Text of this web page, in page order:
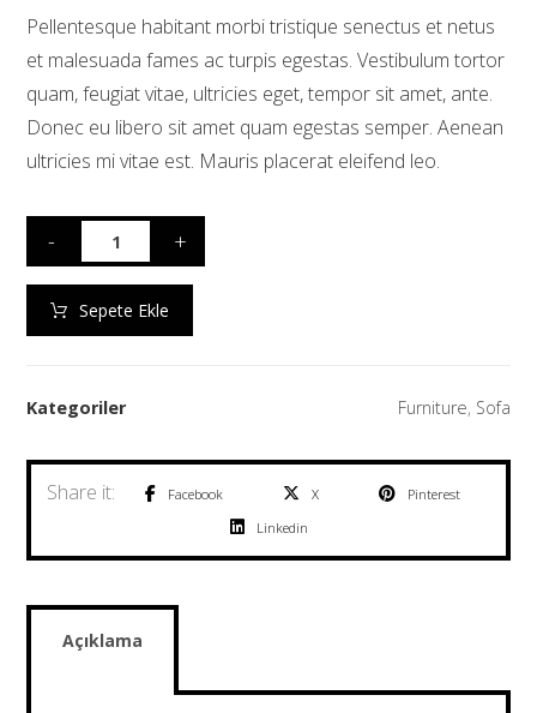
Pellentesque habitant morbi tristique senectus et netus
et malesuada fames ac turpis egestas. Vestibulum tortor
quam, feugiat vitae, ultricies eget, tempor sit amet, ante.
Donec eu libero sit amet quam egestas semper. Aenean
ultricies mi vitae est. Mauris placerat eleifend leo.
- +
Sepete Ekle
Kategoriler Furniture, Sofa
Facebook X
Pinterest
Linkedin
Açıklama